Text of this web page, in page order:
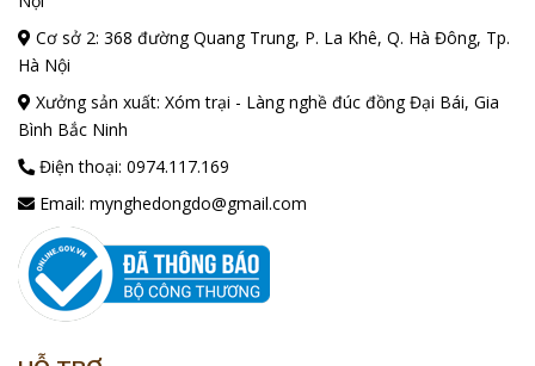
Cơ sở 2: 368 đường Quang Trung, P. La Khê, Q. Hà Đông, Tp.
Hà Nội
Xưởng sản xuất: Xóm trại - Làng nghề đúc đồng Đại Bái, Gia
Bình Bắc Ninh
Điện thoại: 0974.117.169
Email: mynghedongdo@gmail.com